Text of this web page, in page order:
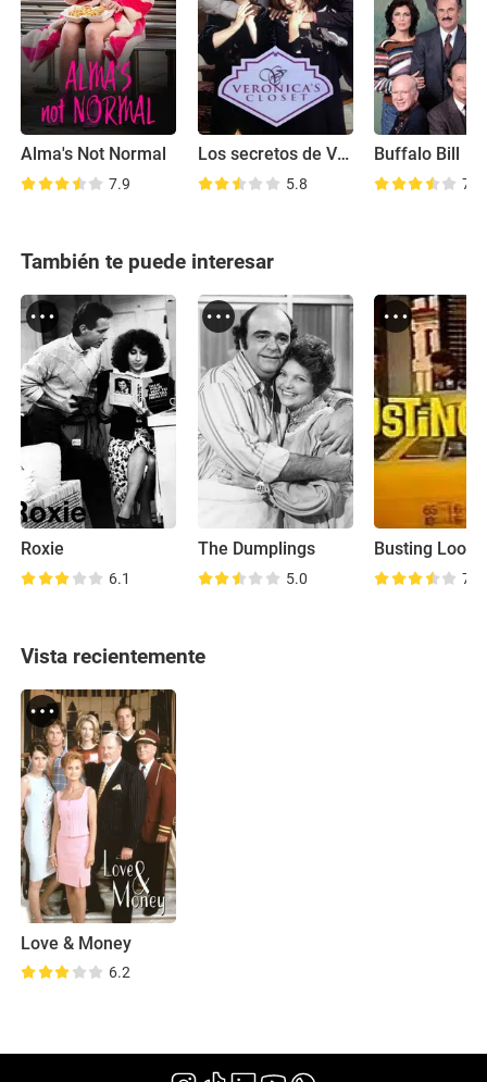
Alma's Not Normal
7.9
Los secretos de Verónica
5.8
Buffalo Bill
7.4
También te puede interesar
Roxie
6.1
The Dumplings
5.0
Busting Loose
7.1
Vista recientemente
Love & Money
6.2